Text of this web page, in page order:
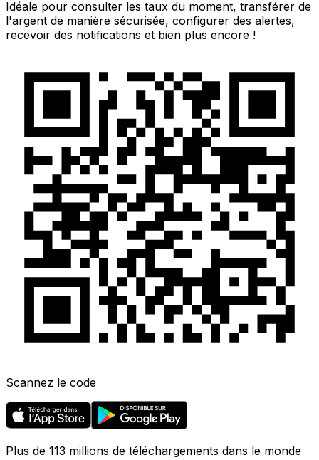
Idéale pour consulter les taux du moment, transférer de
l'argent de manière sécurisée, configurer des alertes,
recevoir des notifications et bien plus encore !
Scannez le code
Plus de 113 millions de téléchargements dans le monde